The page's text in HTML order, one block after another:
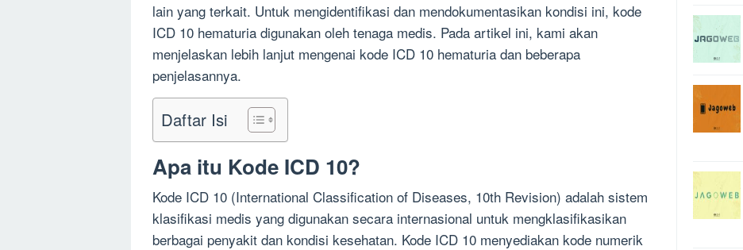
lain yang terkait. Untuk mengidentifikasi dan mendokumentasikan kondisi ini, kode
ICD 10 hematuria digunakan oleh tenaga medis. Pada artikel ini, kami akan
menjelaskan lebih lanjut mengenai kode ICD 10 hematuria dan beberapa
penjelasannya.
Daftar Isi
Apa itu Kode ICD 10?
Kode ICD 10 (International Classification of Diseases, 10th Revision) adalah sistem
klasifikasi medis yang digunakan secara internasional untuk mengklasifikasikan
berbagai penyakit dan kondisi kesehatan. Kode ICD 10 menyediakan kode numerik